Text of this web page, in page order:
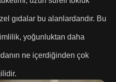
gıdalar bu alanlardandır. Bu
yoğunluktan daha
ne içerdiğinden çok